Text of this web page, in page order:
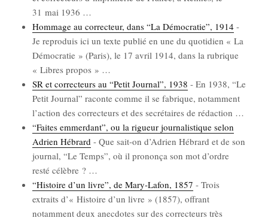
31 mai 1936 …
Hom­mage au cor­rec­teur, dans “La Démo­cra­tie”, 1914 -
Je repro­duis ici un texte publié en une du quo­ti­dien « La
Démo­cra­tie » (Paris), le 17 avril 1914, dans la rubrique
« Libres pro­pos » …
SR et cor­rec­teurs au “Petit Jour­nal”, 1938 - En 1938, “Le
Petit Jour­nal” raconte comme il se fabrique, notam­ment
l’ac­tion des cor­rec­teurs et des secré­taires de rédac­tion …
“Faites emmer­dant”, ou la rigueur jour­na­lis­tique selon
Adrien Hébrard - Que sait-on d’A­drien Hébrard et de son
jour­nal, “Le Temps”, où il pro­non­ça son mot d’ordre
res­té célèbre ? …
“His­toire d’un livre”, de Mary-Lafon, 1857 - Trois
extraits d’« His­toire d’un livre » (1857), offrant
notam­ment deux anec­dotes sur des cor­rec­teurs très